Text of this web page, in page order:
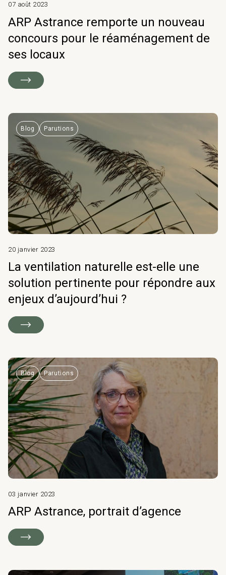
07 août 2023
ARP Astrance remporte un nouveau
concours pour le réaménagement de
ses locaux
Blog Parutions
20 janvier 2023
La ventilation naturelle est-elle une
solution pertinente pour répondre aux
enjeux d’aujourd’hui ?
Blog Parutions
03 janvier 2023
ARP Astrance, portrait d’agence